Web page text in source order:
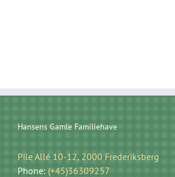
Hansens Gamle Familiehave
Pile Allé 10-12, 2000 Frederiksberg
Phone: (+45)36309257